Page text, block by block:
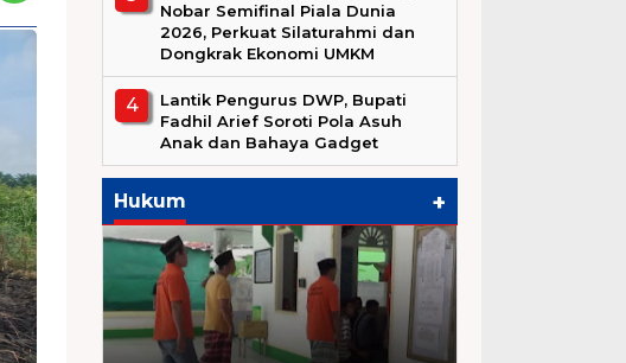
Nobar Semifinal Piala Dunia
2026, Perkuat Silaturahmi dan
Dongkrak Ekonomi UMKM
Lantik Pengurus DWP, Bupati
Fadhil Arief Soroti Pola Asuh
Anak dan Bahaya Gadget
Hukum +